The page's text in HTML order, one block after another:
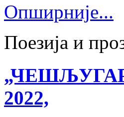
Опширније...
Поезија и
2022,